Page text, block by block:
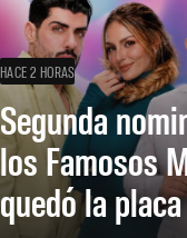
HACE 2 HORAS
Segunda
los Famosos
quedó la placa